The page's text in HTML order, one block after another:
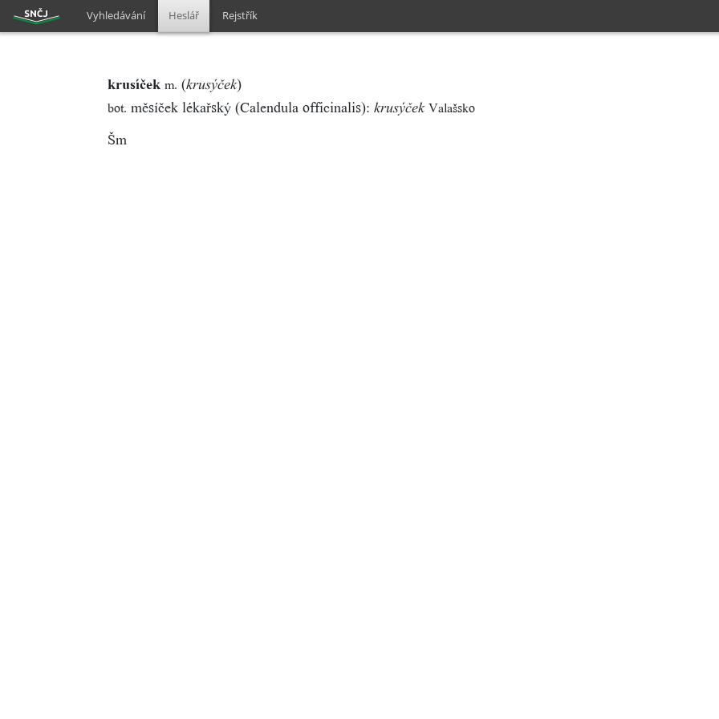
Vyhledávání Heslář Rejstřík
krusíček m. (krusýček)
bot. měsíček lékařský (Calendula officinalis): krusýček Valašsko
Šm